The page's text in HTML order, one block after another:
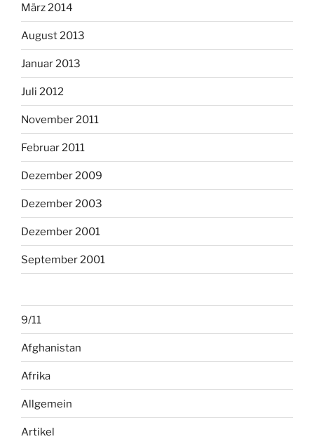
März 2014
August 2013
Januar 2013
Juli 2012
November 2011
Februar 2011
Dezember 2009
Dezember 2003
Dezember 2001
September 2001
9/11
Afghanistan
Afrika
Allgemein
Artikel